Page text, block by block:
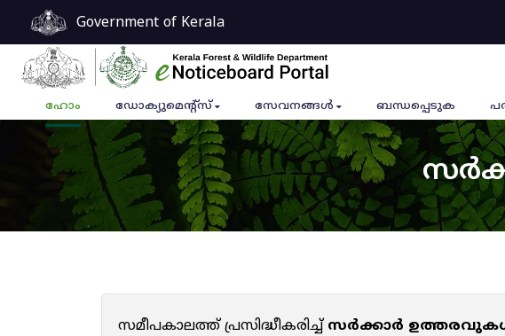
Government of Kerala
ഹോം ഡോക്യുമെൻ്റ്സ് സേവനങ്ങൾ ബന്ധപ്പെടുക
സമീപകാലത്ത് പ്രസിദ്ധീകരിച്ച്സർക്കാർ